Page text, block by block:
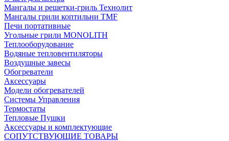
Мангалы и решетки-гриль Технолит
Мангалы грили коптильни TMF
Печи портативные
Угольные грили MONOLITH
Теплооборудование
Водяные тепловентиляторы
Воздушные завесы
Обогреватели
Аксессуары
Модели обогревателей
Системы Управления
Термостаты
Тепловые Пушки
Аксессуары и комплектующие
СОПУТСТВУЮЩИЕ ТОВАРЫ